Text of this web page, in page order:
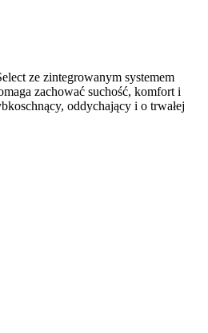
ze zintegrowanym systemem
zachować suchość, komfort i
oddychający i o trwałej